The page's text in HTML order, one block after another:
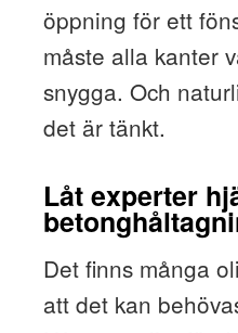
öppning för ett
måste alla kanter
snygga. Och
det är tänkt.
Låt experter
Det finns många
att det kan